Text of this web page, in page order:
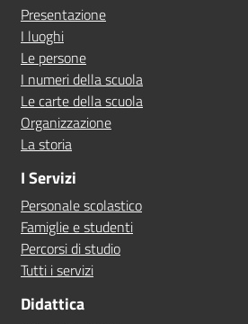
Presentazione
I luoghi
Le persone
I numeri della scuola
Le carte della scuola
Organizzazione
La storia
I Servizi
Personale scolastico
Famiglie e studenti
Percorsi di studio
Tutti i servizi
Didattica